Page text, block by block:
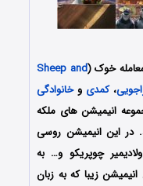
Sheep and
،کمدی وخانوادگی
انیمیشن های ملکه
2018 منتشر شد. در این انیمیشن روسی
چوپریکو و… به
زیبا که به زبان